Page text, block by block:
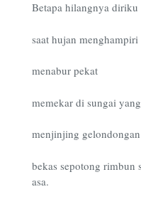
Betapa hilangnya diriku
saat hujan menghampiri
menabur pekat
memekar di sungai
menjinjing
bekas sepotong rimbun
asa.